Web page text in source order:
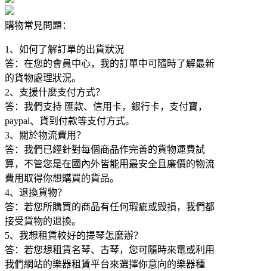
購物常見問題：
1、如何了解訂單的出貨狀況
答：在您的會員中心，我的訂單中可隨時了解最新
的貨物處理狀況。
2、支援什麼支付方式？
答：我們支持 匯款、信用卡，銀行卡，支付寶，
paypal、貨到付款等支付方式。
3、關於物流費用？
答：我們已經針對每個商品作完善的貨物運費試
算，不管您是在國內外皆能用最安全且廉價的物流
費用取得你想購買的貨品。
4、退換貨物？
答：若您所購買的商品有任何瑕疵或毀損，我們都
接受貨物的退換。
5、我想租賃較好的提琴怎麼辦？
答：若您想租賃名琴、古琴，您可隨時來電或利用
我們網站的樂器租賃平台來選擇你意向的樂器種